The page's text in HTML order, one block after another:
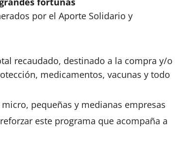
por el Aporte Solidario y
recaudado, destinado a la compra y/o
medicamentos, vacunas y todo
pequeñas y medianas empresas
este programa que acompaña a